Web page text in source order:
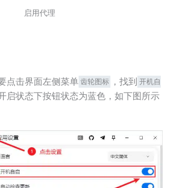
启用代理
点击界面左侧菜单 齿轮图标 ，找到 开机自
启状态下按钮状态为蓝色，如下图所示